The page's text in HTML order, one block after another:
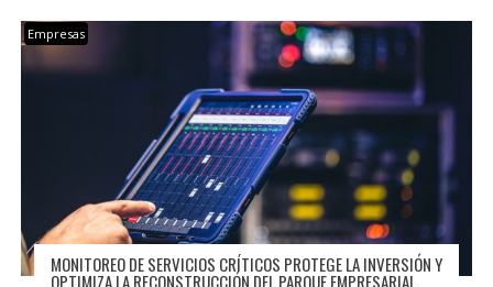
Empresas
MONITOREO DE SERVICIOS CRÍTICOS PROTEGE LA INVERSIÓN Y
OPTIMIZA LA RECONSTRUCCIÓN DEL PARQUE EMPRESARIAL